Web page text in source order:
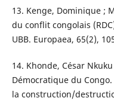
13. Kenge, Dominique ;
du conflit congolais
UBB. Europaea, 65(2),
14. Khonde, César
Démocratique du
la construction/